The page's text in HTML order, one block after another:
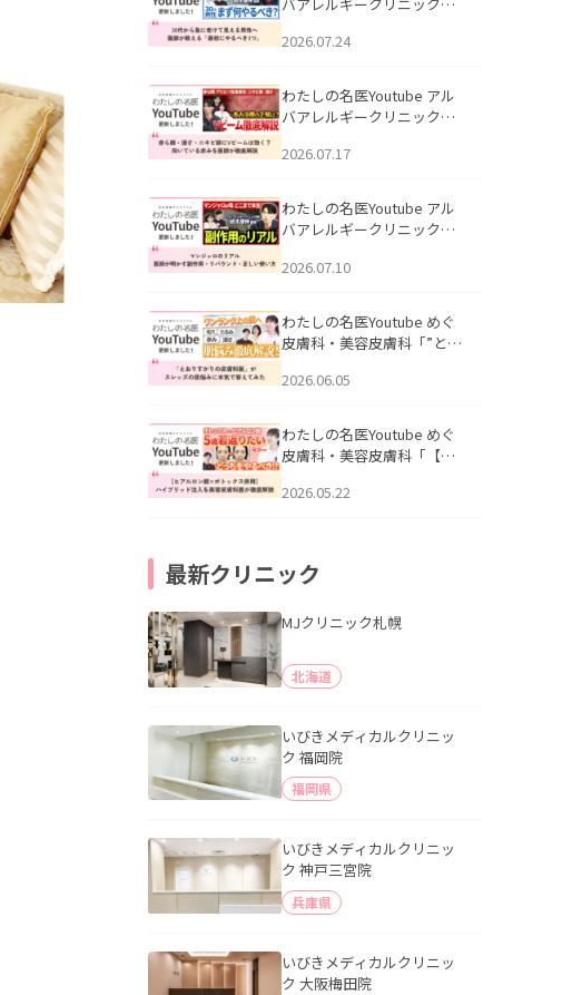
える男性へ｜医師が教える
公開いたしました。
2026.07.24
わたしの名医Youtube アル
バアレルギークリニック札
跡にVビームは効く？向いて
説」を公開いたしました。
2026.07.17
わたしの名医Youtube アル
バアレルギークリニック札
医師が明かす副作用・リバ
公開いたしました。
2026.07.10
わたしの名医Youtube めぐ
皮膚科・美容皮膚科「”とお
ッズの肌悩みに本気で答え
た。
2026.06.05
わたしの名医Youtube めぐ
皮膚科・美容皮膚科「【ヒ
用】ハイブリッド注入を美
2026.05.22
最新クリニック
MJクリニック札幌
北海道
いびきメディカルクリニッ
ク 福岡院
福岡県
いびきメディカルクリニッ
ク 神戸三宮院
兵庫県
いびきメディカルクリニッ
ク 大阪梅田院